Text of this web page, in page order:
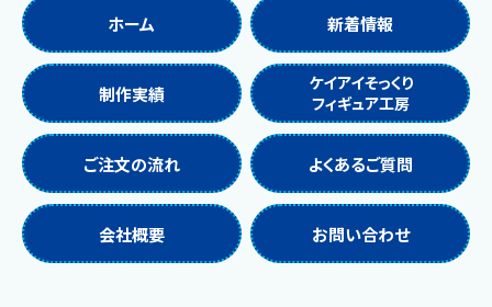
ホーム 新着情報
制作実績
ケイアイそっくり
フィギュア工房
ご注文の流れ よくあるご質問
会社概要 お問い合わせ